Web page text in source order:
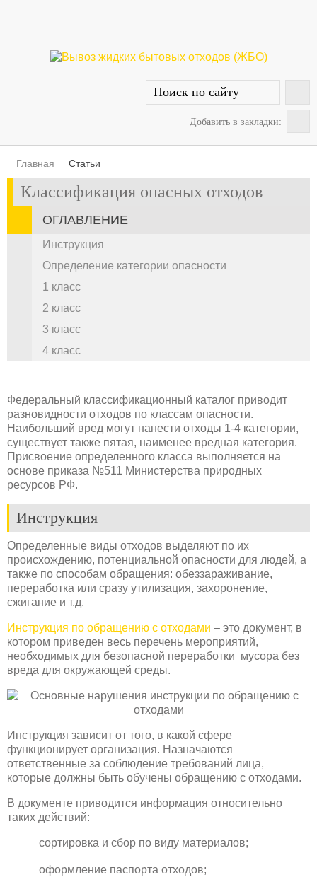
Добавить в закладки:
Главная Статьи
Классификация опасных отходов
ОГЛАВЛЕНИЕ
Инструкция
Определение категории опасности
1 класс
2 класс
3 класс
4 класс
Федеральный классификационный каталог приводит
разновидности отходов по классам опасности.
Наибольший вред могут нанести отходы 1-4 категории,
существует также пятая, наименее вредная категория.
Присвоение определенного класса выполняется на
основе приказа №511 Министерства природных
ресурсов РФ.
Инструкция
Определенные виды отходов выделяют по их
происхождению, потенциальной опасности для людей, а
также по способам обращения: обеззараживание,
переработка или сразу утилизация, захоронение,
сжигание и т.д.
Инструкция по обращению с отходами – это документ, в
котором приведен весь перечень мероприятий,
необходимых для безопасной переработки мусора без
вреда для окружающей среды.
Инструкция зависит от того, в какой сфере
функционирует организация. Назначаются
ответственные за соблюдение требований лица,
которые должны быть обучены обращению с отходами.
В документе приводится информация относительно
таких действий:
сортировка и сбор по виду материалов;
оформление паспорта отходов;